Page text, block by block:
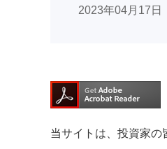
2023年04月17日
当サイトは、投資家の